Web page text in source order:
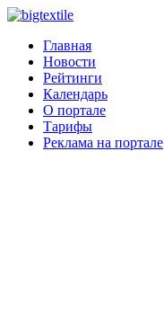
Главная
Новости
Рейтинги
Календарь
О портале
Тарифы
Реклама на портале